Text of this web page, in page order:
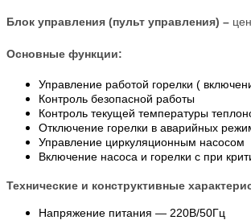
Блок управления (пульт управления) –
Основные функции:
Управление работой горелки (
Контроль безопасной работы
Контроль текущей температуры
Отключение горелки в аварийных
Управление циркуляционным насосом
Включение насоса и горелки с при
Технические и конструктивные
Напряжение питания — 220В/50Гц